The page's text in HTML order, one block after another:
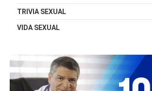
TRIVIA SEXUAL
VIDA SEXUAL